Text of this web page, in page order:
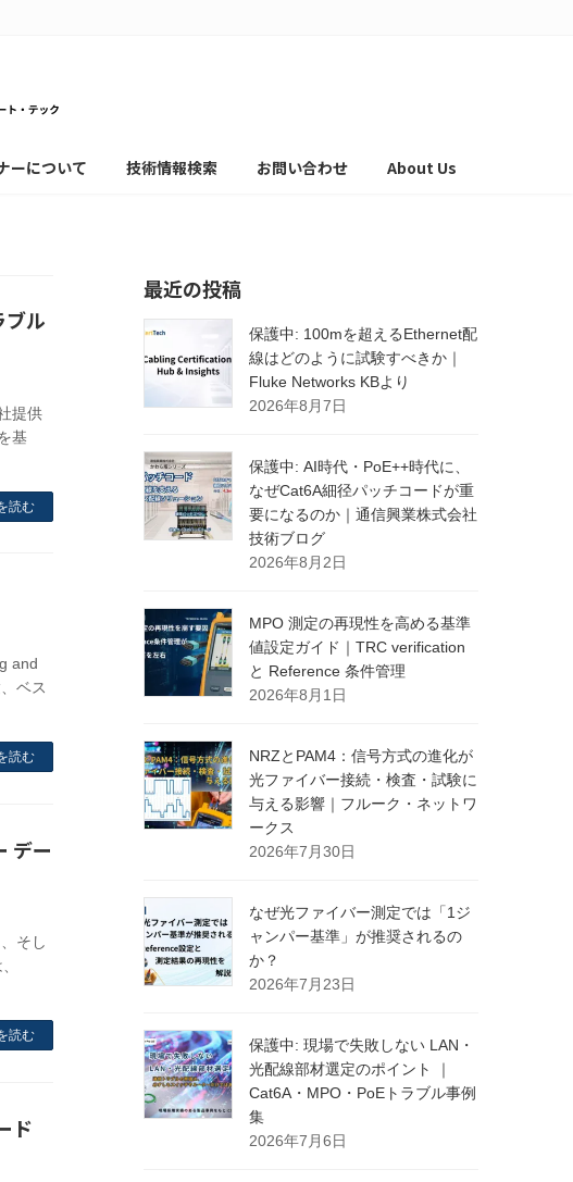
ーについて 技術情報検索 お問い合わせ About Us
ブル
提供
基
読む
and
ベス
読む
デー
そし
読む
ド
最近の投稿
保護中: 100mを超えるEthernet配
線はどのように試験すべきか｜
Fluke Networks KBより
2026年8月7日
保護中: AI時代・PoE++時代に、
なぜCat6A細径パッチコードが重
要になるのか｜通信興業株式会社
技術ブログ
2026年8月2日
MPO 測定の再現性を高める基準
値設定ガイド｜TRC verification
と Reference 条件管理
2026年8月1日
NRZとPAM4：信号方式の進化が
光ファイバー接続・検査・試験に
与える影響｜フルーク・ネットワ
ークス
2026年7月30日
なぜ光ファイバー測定では「1ジ
ャンパー基準」が推奨されるの
か？
2026年7月23日
保護中: 現場で失敗しない LAN・
光配線部材選定のポイント ｜
Cat6A・MPO・PoEトラブル事例
集
2026年7月6日